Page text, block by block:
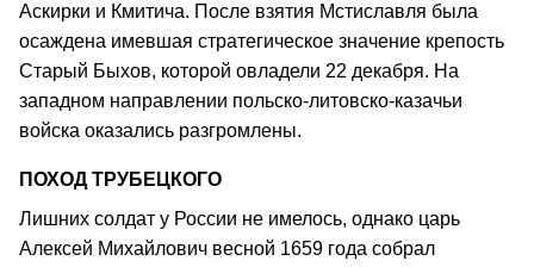
Аскирки и Кмитича. После взятия Мстиславля была
осаждена имевшая стратегическое значение крепость
Старый Быхов, которой овладели 22 декабря. На
западном направлении польско-литовско-казачьи
войска оказались разгромлены.
ПОХОД ТРУБЕЦКОГО
Лишних солдат у России не имелось, однако царь
Алексей Михайлович весной 1659 года собрал